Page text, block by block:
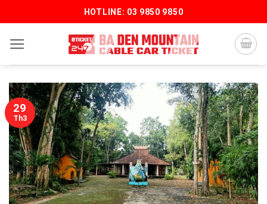
qua
nội
HOTLINE: 03 9850 9850
29
Th3